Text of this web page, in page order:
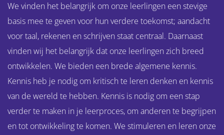
We vinden het belangrijk om onze leerlingen een stevige
basis mee te geven voor hun verdere toekomst; aandacht
voor taal, rekenen en schrijven staat centraal. Daarnaast
vinden wij het belangrijk dat onze leerlingen zich breed
ontwikkelen. We bieden een brede algemene kennis.
Kennis heb je nodig om kritisch te leren denken en kennis
van de wereld te hebben. Kennis is nodig om een stap
verder te maken in je leerproces, om anderen te begrijpen
en tot ontwikkeling te komen. We stimuleren en leren onze